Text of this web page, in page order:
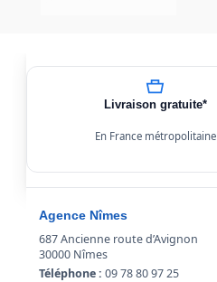
Livraison gratuite*
En France métropolitaine
Agence Nîmes
687 Ancienne route d’Avignon
30000 Nîmes
Téléphone : 09 78 80 97 25